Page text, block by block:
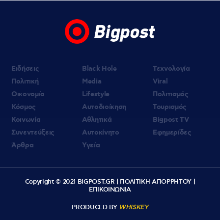
«Στον Εξώστη» με τους Αντώνη Αντζολέτο
και Γιάννη Καντέλη – Έρχεται στον ΣΚΑΪ
Ειδήσεις
Πολιτική
Οικονομία
Κόσμος
Κοινωνία
Συνεντεύξεις
Άρθρα
Black Hole
Media
Lifestyle
Αυτοδιοίκηση
Αθλητικά
Αυτοκίνητο
Υγεία
Τεχνολογία
Viral
Πολιτισμός
Τουρισμός
Bigpost TV
Εφημερίδες
Copyright © 2021 BIGPOST.GR | ΠΟΛΙΤΙΚΗ ΑΠΟΡΡΗΤΟΥ|
ΕΠΙΚΟΙΝΩΝΙΑ
PRODUCED BY WHISKEY